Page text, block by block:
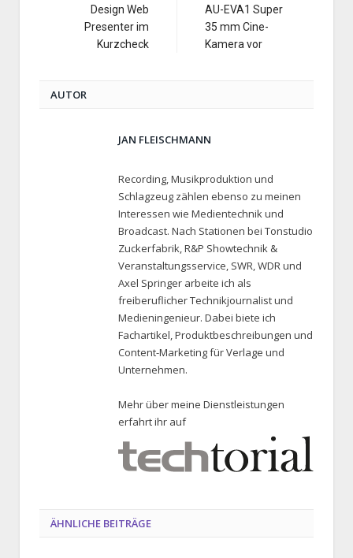
Design Web
Presenter im
Kurzcheck
AU-EVA1 Super
35 mm Cine-
Kamera vor
AUTOR
JAN FLEISCHMANN
Recording, Musikproduktion und
Schlagzeug zählen ebenso zu meinen
Interessen wie Medientechnik und
Broadcast. Nach Stationen bei Tonstudio
Zuckerfabrik, R&P Showtechnik &
Veranstaltungsservice, SWR, WDR und
Axel Springer arbeite ich als
freiberuflicher Technikjournalist und
Medieningenieur. Dabei biete ich
Fachartikel, Produktbeschreibungen und
Content-Marketing für Verlage und
Unternehmen.
Mehr über meine Dienstleistungen
erfahrt ihr auf
ÄHNLICHE BEITRÄGE